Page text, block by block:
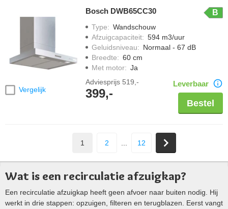
Vergelijk
Bosch DWB65CC30 B
Type: Wandschouw
Afzuigcapaciteit: 594 m3/uur
Geluidsniveau: Normaal - 67 dB
Breedte: 60 cm
Met motor: Ja
Adviesprijs 519,-
399,-
Leverbaar
Bestel
1 2 12
Wat is een recirculatie afzuigkap?
Een recirculatie afzuigkap heeft geen afvoer naar buiten nodig. Hij
werkt in drie stappen: opzuigen, filteren en terugblazen. Eerst vangt